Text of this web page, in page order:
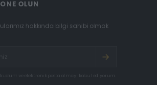
OLUN
hakkında bilgi sahibi olmak
okudum ve elektronik posta almayı kabul ediyorum.